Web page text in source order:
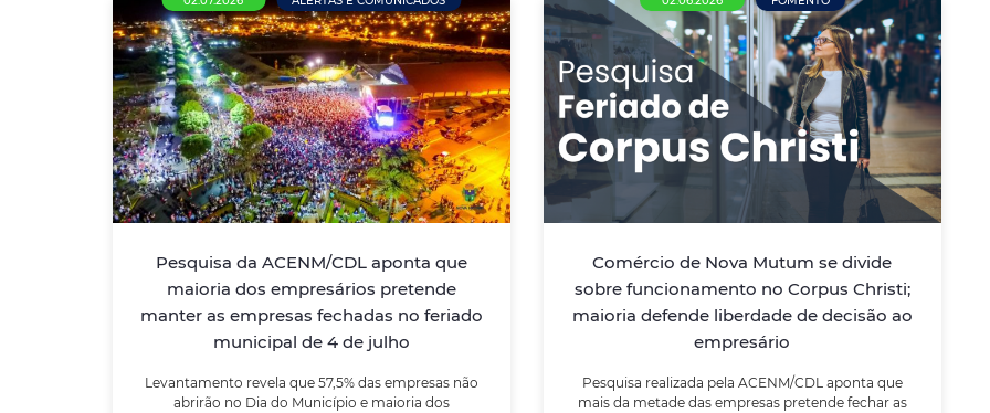
Pesquisa da ACENM/CDL aponta que
maioria dos empresários pretende
manter as empresas fechadas no feriado
municipal de 4 de julho
Levantamento revela que 57,5% das empresas não
abrirão no Dia do Município e maioria dos
Pesquisa da ACENM/CDL aponta
que maioria dos empresários
pretende manter as empresas
fechadas no feriado municipal de
4 de julho
Levantamento revela que 57,5% das
empresas não abrirão no Dia do Município e
de decisão para cada empreendimento
LEIA MAIS
Comércio de Nova Mutum se divide
sobre funcionamento no Corpus Christi;
maioria defende liberdade de decisão ao
empresário
Pesquisa realizada pela ACENM/CDL aponta que
mais da metade das empresas pretende fechar as
Comércio de Nova Mutum se
divide sobre funcionamento no
Corpus Christi; maioria defende
liberdade de decisão ao
empresário
Pesquisa realizada pela ACENM/CDL aponta
pretende fechar as portas no dia 04 de
junho, enquanto empresários defendem
autonomia para decidir sobre a abertura
dos estabelecimentos.